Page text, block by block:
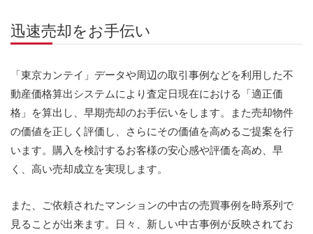
迅速売却をお手伝い
「東京カンテイ」データや周辺の取引事例などを利用した不
動産価格算出システムにより査定日現在における「適正価
格」を算出し、早期売却のお手伝いをします。また売却物件
の価値を正しく評価し、さらにその価値を高めるご提案を行
います。購入を検討するお客様の安心感や評価を高め、早
く、高い売却成立を実現します。
また、ご依頼されたマンションの中古の売買事例を時系列で
見ることが出来ます。日々、新しい中古事例が反映されてお